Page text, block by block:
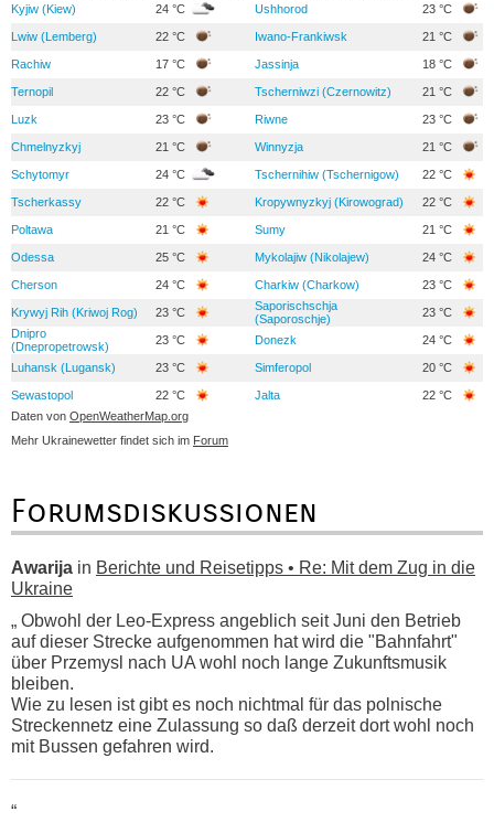
Kyjiw (Kiew)
24 °C Ushhorod 23 °C
Lwiw (Lemberg) 22 °C Iwano-Frankiwsk 21 °C
Rachiw 17 °C Jassinja 18 °C
Ternopil 22 °C Tscherniwzi (Czernowitz) 21 °C
Luzk 23 °C Riwne 23 °C
Chmelnyzkyj 21 °C Winnyzja 21 °C
Schytomyr 24 °C Tschernihiw (Tschernigow) 22 °C
Tscherkassy 22 °C Kropywnyzkyj (Kirowograd) 22 °C
Poltawa 21 °C Sumy 21 °C
Odessa 25 °C Mykolajiw (Nikolajew) 24 °C
Cherson 24 °C Charkiw (Charkow) 23 °C
Krywyj Rih (Kriwoj Rog) 23 °C
Saporischschja
(Saporoschje)
23 °C
Dnipro
(Dnepropetrowsk)
23 °C Donezk 24 °C
Luhansk (Lugansk) 23 °C Simferopol 20 °C
Sewastopol 22 °C Jalta
22 °C
Daten von OpenWeatherMap.org
Mehr Ukrainewetter findet sich im Forum
Forumsdiskussionen
Awarija in Berichte und Reisetipps • Re: Mit dem Zug in die
Ukraine
„ Obwohl der Leo-Express angeblich seit Juni den Betrieb
auf dieser Strecke aufgenommen hat wird die "Bahnfahrt"
über Przemysl nach UA wohl noch lange Zukunftsmusik
bleiben.
Wie zu lesen ist gibt es noch nichtmal für das polnische
Streckennetz eine Zulassung so daß derzeit dort wohl noch
mit Bussen gefahren wird.
“